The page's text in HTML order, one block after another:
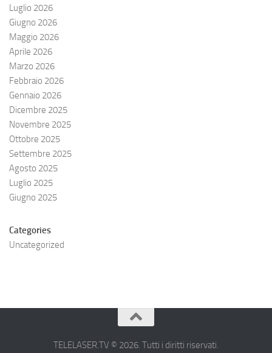
Luglio 2026
Giugno 2026
Maggio 2026
Aprile 2026
Marzo 2026
Febbraio 2026
Gennaio 2026
Dicembre 2025
Novembre 2025
Ottobre 2025
Settembre 2025
Agosto 2025
Luglio 2025
Giugno 2025
Categories
Uncategorized
TELELASER.TV © 2026. Tutti i diritti riservati.